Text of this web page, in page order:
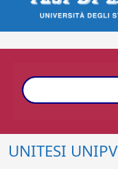
UNITESI UNIPV